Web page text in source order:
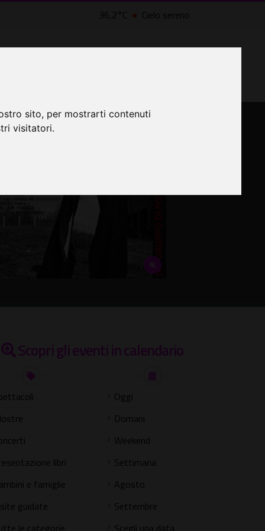
sito, per mostrarti contenuti
visitatori.
36,2°C Cielo sereno
Scopri gli eventi in calendario
libri
e famiglie
guidate
le categorie
Oggi
Domani
Weekend
Settimana
Agosto
Settembre
Scegli una data